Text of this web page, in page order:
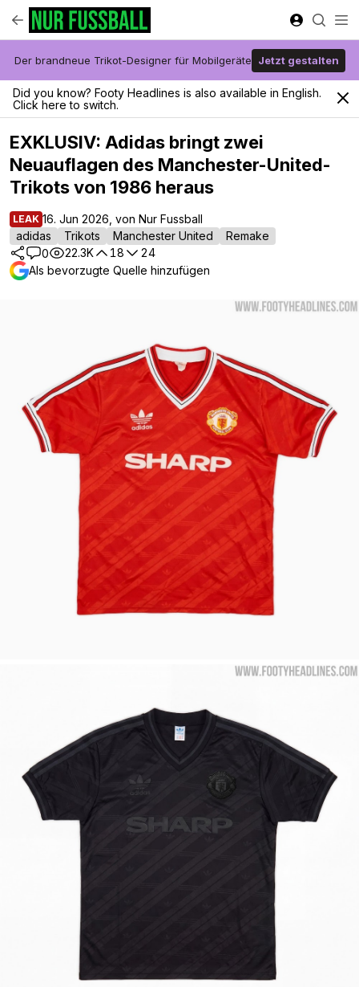
Der brandneue Trikot-Designer für Mobilgeräte Jetzt gestalten
Did you know? Footy Headlines is also available in English.
Click here to switch.
EXKLUSIV: Adidas bringt zwei
Neuauflagen des Manchester-United-
Trikots von 1986 heraus
LEAK 16. Jun 2026, von Nur Fussball
adidas
Trikots Manchester United
Remake
0
22.3K 18
24
Als bevorzugte Quelle hinzufügen